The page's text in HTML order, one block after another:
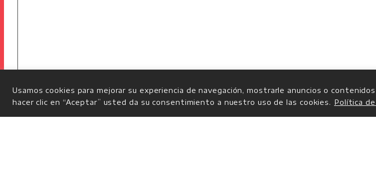
Usamos cookies para mejorar su experiencia de navegación, mostrarle anuncios o
hacer clic en “Aceptar” usted da su consentimiento a nuestro uso de las cookies. Política